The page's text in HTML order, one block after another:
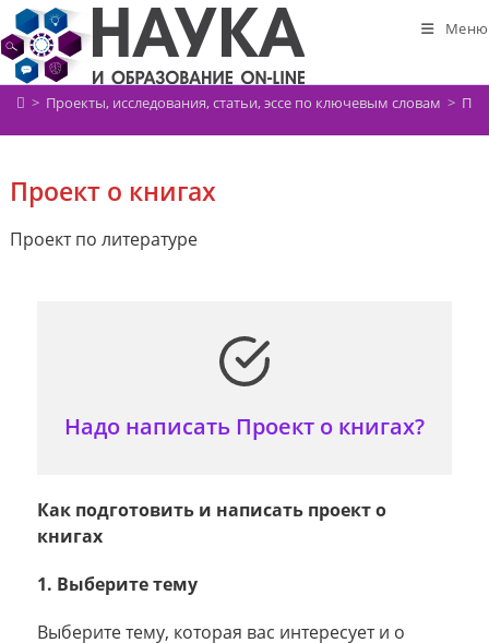
Перейти
к
содержимому
Меню
> Проекты, исследования, статьи, эссе по ключевым словам >
Проект о книгах
Проект по литературе
Надо написать Проект о книгах?
Как подготовить и написать проект о
книгах
1. Выберите тему
Выберите тему, которая вас интересует и о